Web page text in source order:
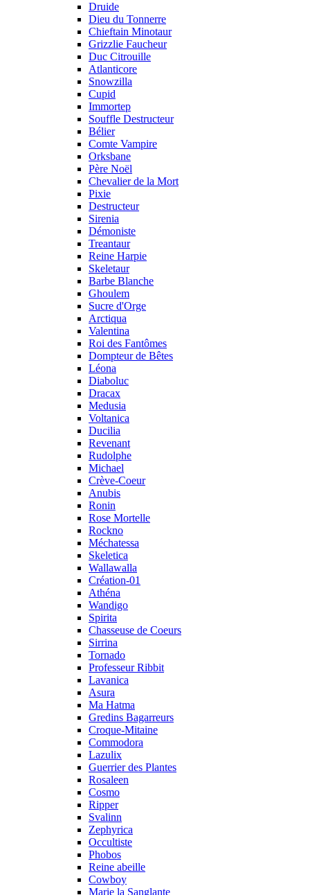
Druide
Dieu du Tonnerre
Chieftain Minotaur
Grizzlie Faucheur
Duc Citrouille
Atlanticore
Snowzilla
Cupid
Immortep
Souffle Destructeur
Bélier
Comte Vampire
Orksbane
Père Noël
Chevalier de la Mort
Pixie
Destructeur
Sirenia
Démoniste
Treantaur
Reine Harpie
Skeletaur
Barbe Blanche
Ghoulem
Sucre d'Orge
Arctiqua
Valentina
Roi des Fantômes
Dompteur de Bêtes
Léona
Diaboluc
Dracax
Medusia
Voltanica
Ducilia
Revenant
Rudolphe
Michael
Crève-Coeur
Anubis
Ronin
Rose Mortelle
Rockno
Méchatessa
Skeletica
Wallawalla
Création-01
Athéna
Wandigo
Spirita
Chasseuse de Coeurs
Sirrina
Tornado
Professeur Ribbit
Lavanica
Asura
Ma Hatma
Gredins Bagarreurs
Croque-Mitaine
Commodora
Lazulix
Guerrier des Plantes
Rosaleen
Cosmo
Ripper
Svalinn
Zephyrica
Occultiste
Phobos
Reine abeille
Cowboy
Marie la Sanglante